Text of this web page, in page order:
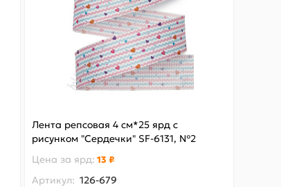
Лента репсовая 4 см*25 ярд с
рисунком "Сердечки" SF-6131, №2
Цена за ярд: 13 ₽
Артикул: 126-679